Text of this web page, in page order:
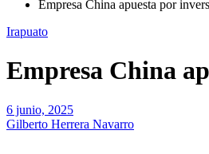
Empresa China apuesta por
Irapuato
Empresa China
6 junio, 2025
Gilberto Herrera Navarro